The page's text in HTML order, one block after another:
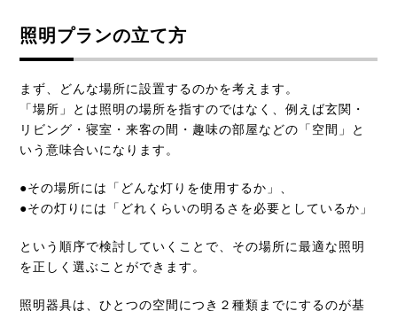
照明プランの立て方
まず、どんな場所に設置するのかを考えます。
「場所」とは照明の場所を指すのではなく、例えば玄関・
リビング・寝室・来客の間・趣味の部屋などの「空間」と
いう意味合いになります。
●その場所には「どんな灯りを使用するか」、
●その灯りには「どれくらいの明るさを必要としているか」
という順序で検討していくことで、その場所に最適な照明
を正しく選ぶことができます。
照明器具は、ひとつの空間につき２種類までにするのが基